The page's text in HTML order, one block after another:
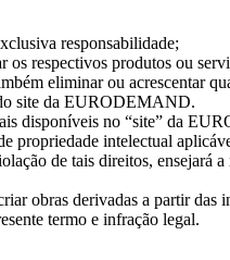
responsabilidade;
os respectivos produtos ou
eliminar ou acrescentar
site da EURODEMAND.
disponíveis no “site” da
propriedade intelectual
de tais direitos, ensejará
obras derivadas a partir das
termo e infração legal.